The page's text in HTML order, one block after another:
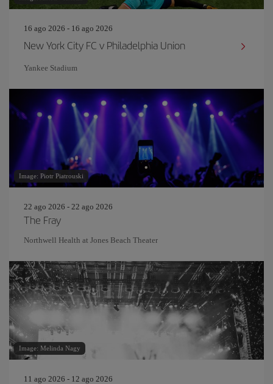
16 ago 2026 - 16 ago 2026
New York City FC v Philadelphia Union
Yankee Stadium
Image: Piotr Piatrouski
22 ago 2026 - 22 ago 2026
The Fray
Northwell Health at Jones Beach Theater
Image: Melinda Nagy
11 ago 2026 - 12 ago 2026